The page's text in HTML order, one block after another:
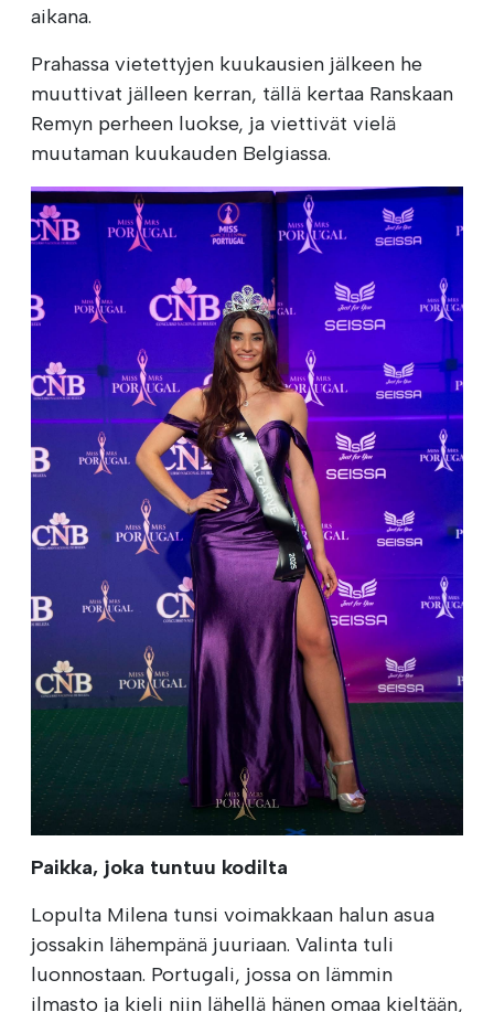
aikana.
Prahassa vietettyjen kuukausien jälkeen he
muuttivat jälleen kerran, tällä kertaa Ranskaan
Remyn perheen luokse, ja viettivät vielä
muutaman kuukauden Belgiassa.
Paikka, joka tuntuu kodilta
Lopulta Milena tunsi voimakkaan halun asua
jossakin lähempänä juuriaan. Valinta tuli
luonnostaan. Portugali, jossa on lämmin
ilmasto ja kieli niin lähellä hänen omaa kieltään,